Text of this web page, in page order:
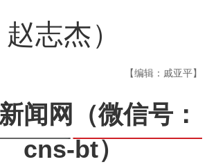
志杰）
【编辑：戚亚平】
闻网
（微信号：
cns-bt）